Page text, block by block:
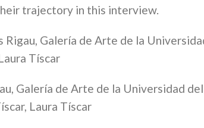
trajectory in this interview.
Rigau, Galería de Arte de la
Tíscar
Galería de Arte de la Universidad
Laura Tíscar